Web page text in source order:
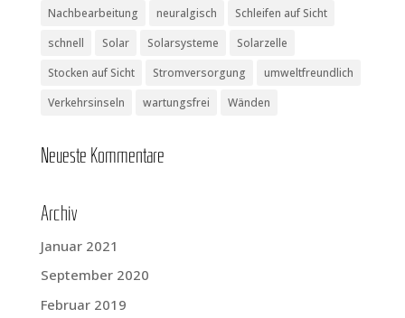
Nachbearbeitung
neuralgisch
Schleifen auf Sicht
schnell
Solar Solarsysteme
Solarzelle
Stocken auf Sicht
Stromversorgung
umweltfreundlich
Verkehrsinseln
wartungsfrei Wänden
Neu­es­te Kommentare
Archiv
Januar 2021
September 2020
Februar 2019